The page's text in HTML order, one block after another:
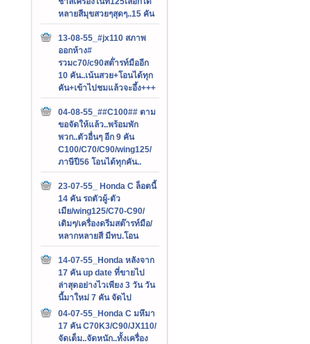
หลายสีมุขสวยๆสุดๆ..15 คัน
13-08-55_#jx110 สภาพ
ออกห้าง#
รวมc70/c90สต๊่ารท์มืออีก
10 คัน..เน้นสวย+โอนได้ทุก
คัน+เข้าไปชมแล้วจะอึ้ง+++
04-08-55_##C100## ตาม
ขอจัดให้แล้ว..พร้อมพัก
พวก..ตัวอื่นๆ อีก 9 คัน
C100/C70/C90/wing125/
ภาษีปี56 โอนได้ทุกคัน..
23-07-55_ Honda C ล็อตนี้
14 คัน รถตัวผู้-ตัว
เมีย/wing125/C70-C90/
เดิมๆ/เครื่องดรีมสต๊ารท์มือ/
หลากหลายสี มีทบ.โอน
14-07-55_Honda หลังจาก
17 คัน up date ที่ขายไป
ล่าสุดอย่างไวเพียง 3 วัน วัน
นี้มาใหม่ 7 คัน จัดไป
04-07-55_Honda C มหึมา
17 คัน C70K3/C90/JX110/
จัดเต็ม..จัดหนัก..ทั้งเครื่อง